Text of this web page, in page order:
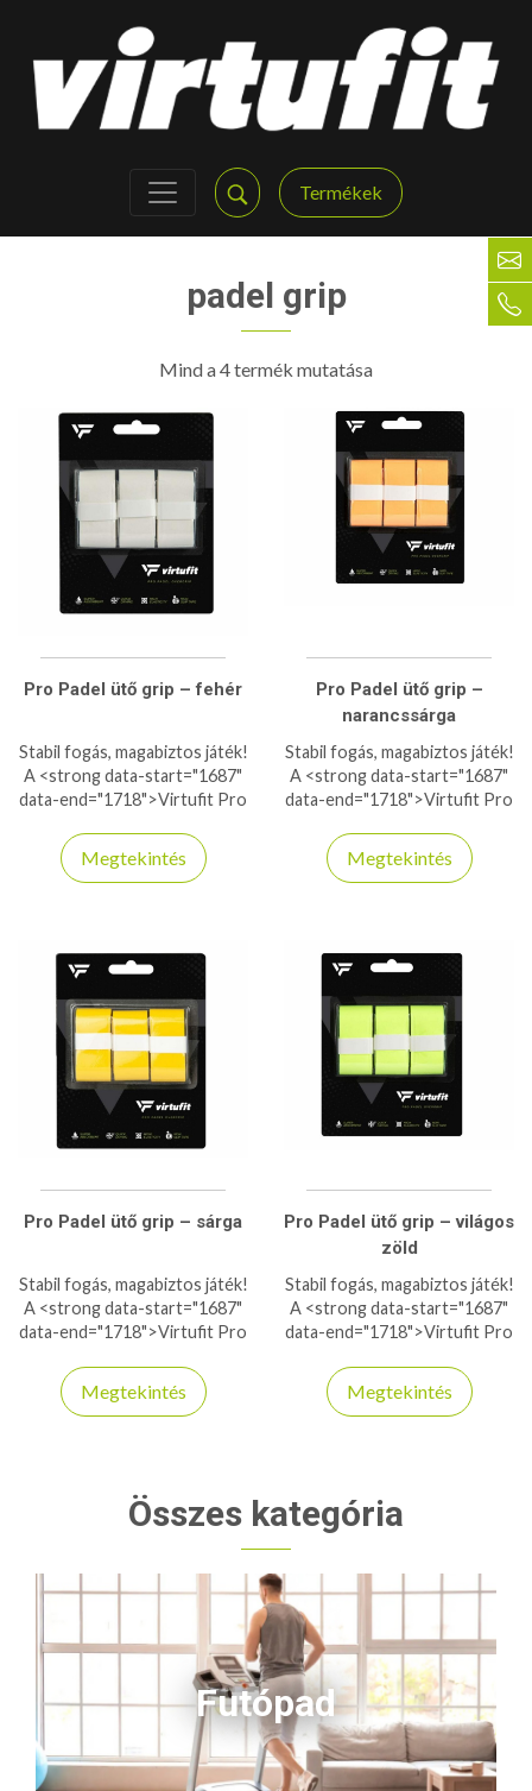
Termékek
padel grip
Mind a 4 termék mutatása
Pro Padel ütő grip – fehér
Stabil fogás, magabiztos játék!
A <strong data-start="1687"
data-end="1718">Virtufit Pro
tapadást és kényelmet
biztosít minden ütésnél.
csúszik. Puha, rezgéscsillapító
kézfáradást, miközben javítja
az irányítást és a
pontosságot. Könnyen
felhelyezhető és univerzális
méretű, így bármely padel
ütőhöz tökéletes választás.
Frissítsd a felszerelésed, és
Megtekintés
Pro Padel ütő grip –
narancssárga
Stabil fogás, magabiztos játék!
A <strong data-start="1687"
data-end="1718">Virtufit Pro
tapadást és kényelmet
biztosít minden ütésnél.
csúszik. Puha, rezgéscsillapító
kézfáradást, miközben javítja
az irányítást és a
pontosságot. Könnyen
felhelyezhető és univerzális
méretű, így bármely padel
ütőhöz tökéletes választás.
Megtekintés
Pro Padel ütő grip – sárga
Stabil fogás, magabiztos játék!
A <strong data-start="1687"
data-end="1718">Virtufit Pro
tapadást és kényelmet
biztosít minden ütésnél.
csúszik. Puha, rezgéscsillapító
kialakítása csökkenti a
az irányítást és a
pontosságot. Könnyen
méretű, így bármely padel
ütőhöz tökéletes választás.
Frissítsd a felszerelésed, és
érezd a különbséget már az
első labdamenetnél!
Megtekintés
Pro Padel ütő grip – világos
zöld
Stabil fogás, magabiztos játék!
A <strong data-start="1687"
data-end="1718">Virtufit Pro
tapadást és kényelmet
biztosít minden ütésnél.
csúszik. Puha, rezgéscsillapító
kialakítása csökkenti a
az irányítást és a
pontosságot. Könnyen
felhelyezhető és univerzális
méretű, így bármely padel
ütőhöz tökéletes választás.
Frissítsd a felszerelésed, és
érezd a különbséget már az
első labdamenetnél!
Megtekintés
Összes kategória
Futópad